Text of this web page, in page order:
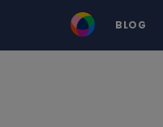
BLOG